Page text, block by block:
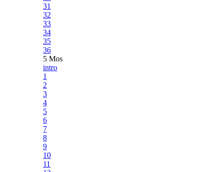
31
32
33
34
35
36
5 Mos
intro
1
2
3
4
5
6
7
8
9
10
11